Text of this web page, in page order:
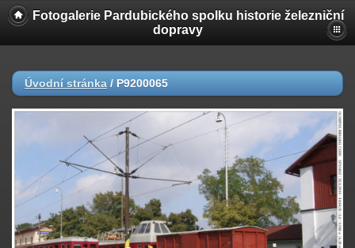
Fotogalerie Pardubického spolku historie železniční
dopravy
Úvodní stránka / P9200065